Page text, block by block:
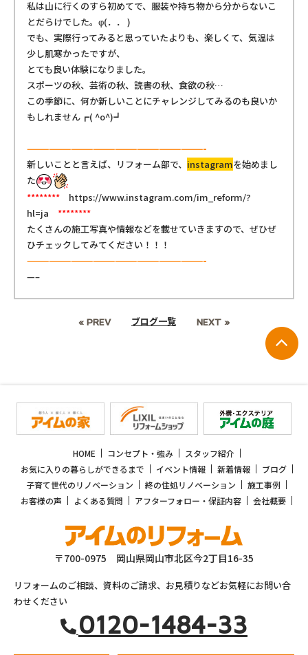
私は山に行くのすら初めてで、服装や持ち物から分からないこ
とだらけでした。φ(．． )
でも、実際行ってみると思っていたよりも、楽しくて、気温は
少し肌寒かったですが、
とても良い体験になりました。
スポーツの秋、芸術の秋、読書の秋、食欲の秋…
この季節に、何か新しいことにチャレンジしてみるのも良いか
もしれません┏( ^o^)┛
————————————————————————-
新しいことと言えば、リフォーム部で、 instagramを始めまし
た
********
https://www.instagram.com/im_reform/?
hl=ja
********
たくさんの施工写真や情報などを載せていきますので、ぜひぜ
ひチェックしてみてください！！！
————————————————————————-
—–
« PREV ブログ一覧 NEXT »
HOME コンセプト・強み
スタッフ紹介
お気に入りの暮らしができるまで
イベント情報 新着情報
ブログ
子育て世代のリノベーション
終の住処リノベーション
施工事例
お客様の声
よくある質問 アフターフォロー・保証内容 会社概要
〒700-0975 岡山県岡山市北区今2丁目16-35
リフォームのご相談、資料のご請求、お見積りなどお気軽にお問い合
わせください
0120-1484-33